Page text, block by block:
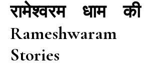
रामेश्वरम धाम की
Stories